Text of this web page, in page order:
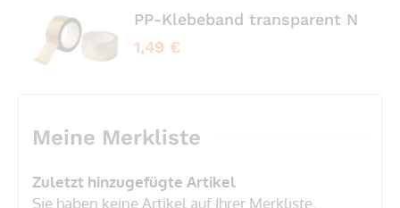
PP-Klebeband transparent No
1,49 €
Meine Merkliste
Zuletzt hinzugefügte Artikel
Sie haben keine Artikel auf Ihrer Merkliste.